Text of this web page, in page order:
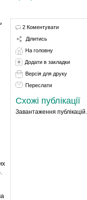
2 Коментувати
Ділитись
На головну
Додати в закладки
Версія для друку
Переслати
Схожі публікації
Завантаження публікацій...